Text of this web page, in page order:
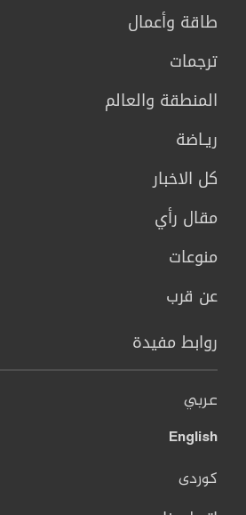
طاقة وأعمال
ترجمات
المنطقة والعالم
ريـاضة
كل الاخبار
مقال رأي
منوعات
عن قرب
روابط مفيدة
عربي
English
کوردی